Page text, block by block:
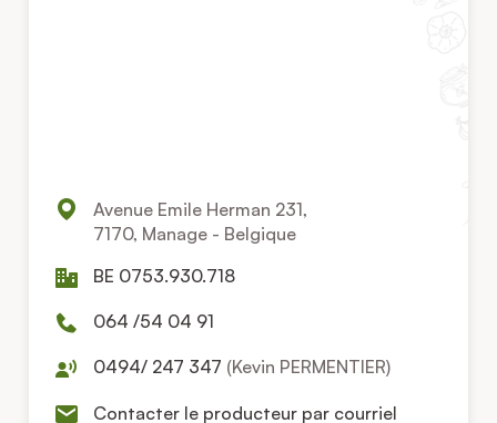
Avenue Emile Herman 231,
7170, Manage - Belgique
BE 0753.930.718
064 /54 04 91
0494/ 247 347 (Kevin PERMENTIER)
Contacter le producteur par courriel